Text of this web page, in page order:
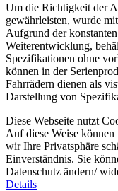
Um die Richtigkeit der
gewährleisten, wurde
Aufgrund der
Weiterentwicklung,
Spezifikationen ohne
können in der
Fahrrädern dienen als
Darstellung von
Diese Webseite nutzt
Auf diese Weise
wir Ihre Privatsphäre
Einverständnis. Sie
Datenschutz ändern/
Details